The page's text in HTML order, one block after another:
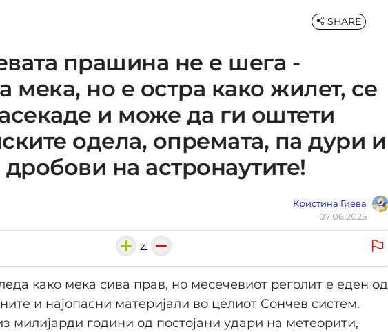
прашина не е шега -
мека, но е остра како жилет, се
и може да ги оштети
одела, опремата, па дури и
на астронаутите!
Кристина Гиева
07.06.2025
SHARE
4
како мека сива прав, но месечевиот реголит е еден од
и најопасни материјали во целиот Сончев систем.
милијарди години од постојани удари на метеорити,